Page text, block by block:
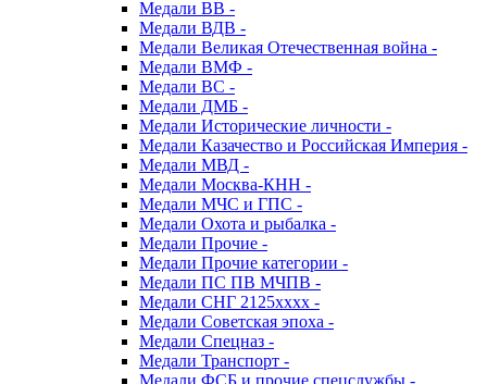
Медали ВВ -
Медали ВДВ -
Медали Великая Отечественная война -
Медали ВМФ -
Медали ВС -
Медали ДМБ -
Медали Исторические личности -
Медали Казачество и Российская Империя -
Медали МВД -
Медали Москва-КНН -
Медали МЧС и ГПС -
Медали Охота и рыбалка -
Медали Прочие -
Медали Прочие категории -
Медали ПС ПВ МЧПВ -
Медали СНГ 2125хххх -
Медали Советская эпоха -
Медали Спецназ -
Медали Транспорт -
Медали ФСБ и прочие спецслужбы -